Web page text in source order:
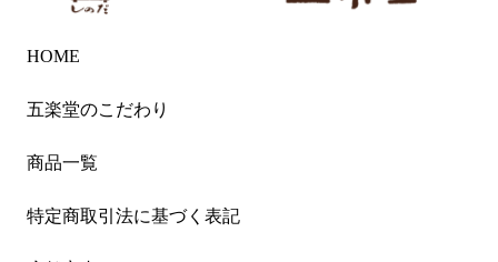
HOME
五楽堂のこだわり
商品一覧
特定商取引法に基づく表記